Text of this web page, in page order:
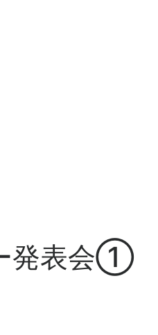
発表会①